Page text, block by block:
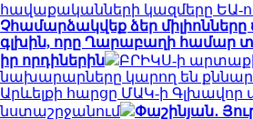
հավաքականների կազմերը ԵԱ-
Չհամարձակվեք ձեր միլիոնները
գլխին, որը Ղարաբաղի համար
իր որդիներին
ԲՐԻԿՍ-ի
նախարարները կարող են
Արևելքի հարցը ՄԱԿ-ի Գլխավոր
նստաշրջանում
Փաշինյան․